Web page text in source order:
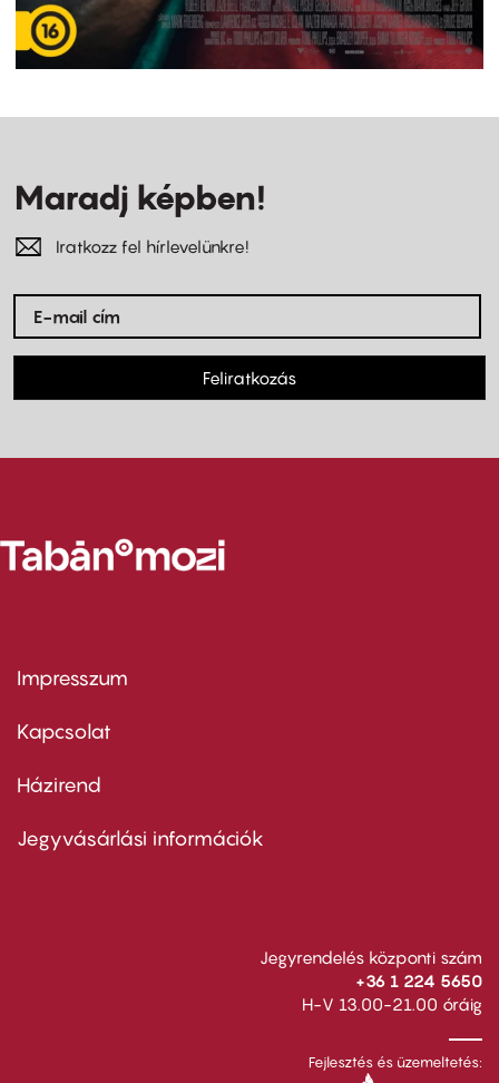
Maradj képben!
Iratkozz fel hírlevelünkre!
Feliratkozás
Footer
first
Impresszum
Kapcsolat
Footer
second
Házirend
Jegyvásárlási információk
Jegyrendelés központi szám
+36 1 224 5650
H-V 13.00-21.00 óráig
Fejlesztés és üzemeltetés: